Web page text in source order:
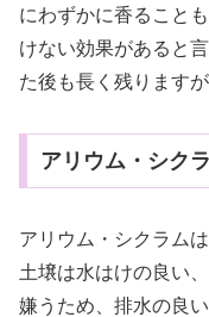
にわずかに香ること
けない効果があると
た後も長く残ります
アリウム・シク
アリウム・シクラム
土壌は水はけの良い
嫌うため、排水の良